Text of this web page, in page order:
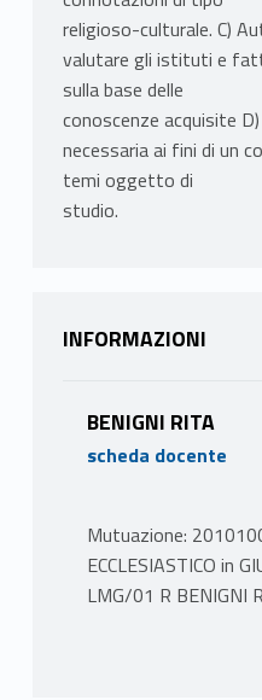
religioso-culturale. C)
valutare gli istituti e
sulla base delle
conoscenze acquisite
necessaria ai fini di un
temi oggetto di
studio.
INFORMAZIONI
BENIGNI RITA
scheda docente
Mutuazione:
ECCLESIASTICO in
LMG/01 R BENIGNI